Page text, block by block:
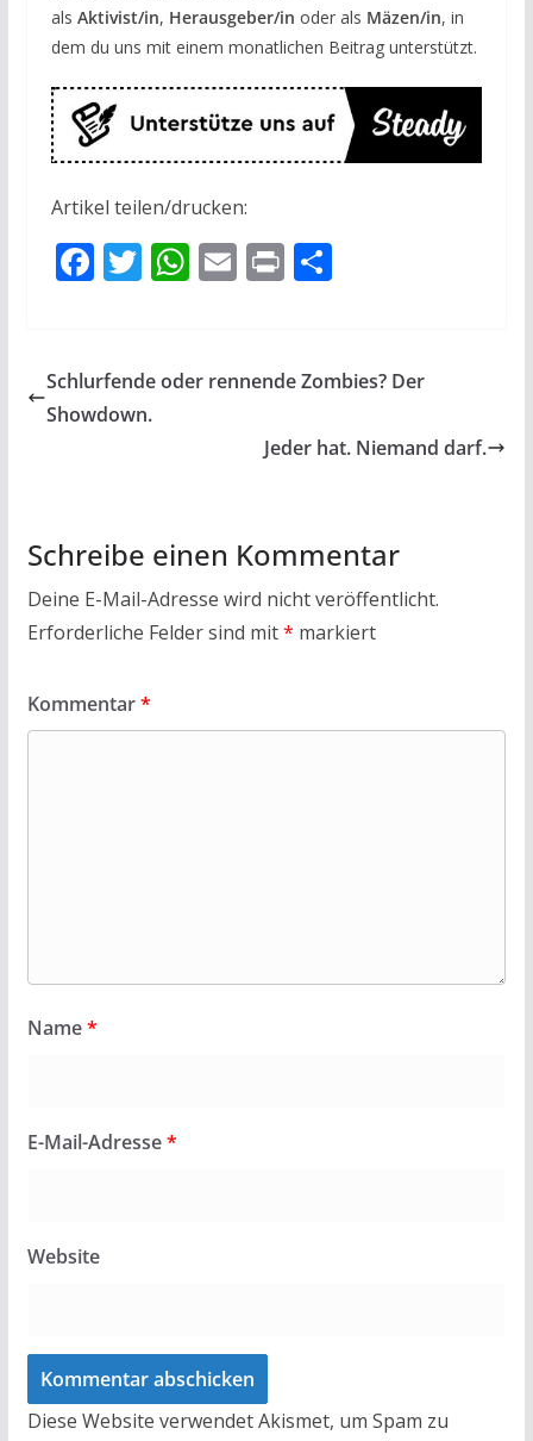
als Aktivist/in, Herausgeber/in oder als Mäzen/in, in
dem du uns mit einem monatlichen Beitrag unterstützt.
Artikel teilen/drucken:
F
b
o
T
er
W
s
E
l
PrT
n
Schlurfende oder rennende Zombies? Der
Showdown.
Jeder hat. Niemand darf.
Schreibe einen Kommentar
Deine E-Mail-Adresse wird nicht veröffentlicht.
Erforderliche Felder sind mit* markiert
Kommentar*
Name*
E-Mail-Adresse*
Website
Diese Website verwendet Akismet, um Spam zu